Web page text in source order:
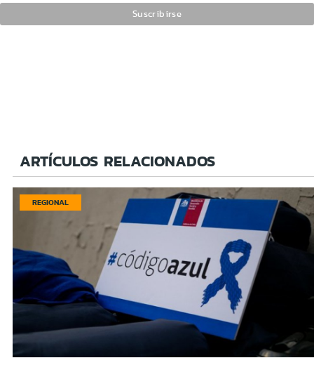
ARTÍCULOS RELACIONADOS
REGIONAL